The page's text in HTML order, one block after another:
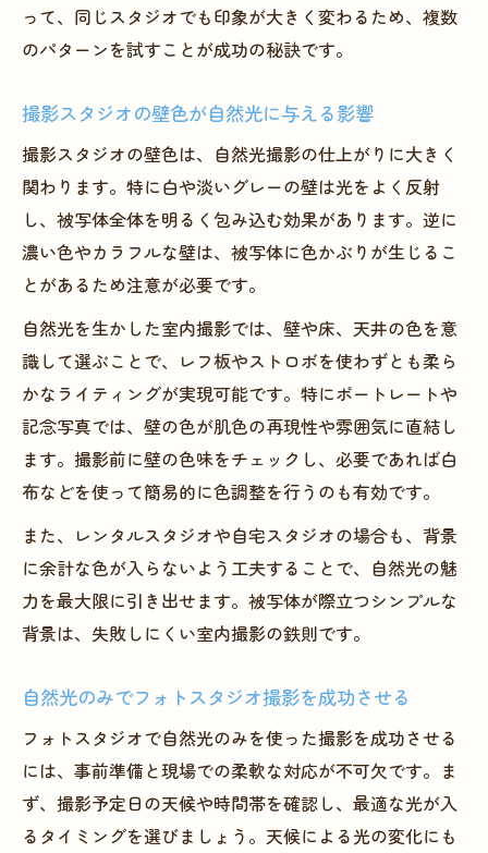
って、同じスタジオでも印象が大きく変わるため、複数
のパターンを試すことが成功の秘訣です。
撮影スタジオの壁色が自然光に与える影響
撮影スタジオの壁色は、自然光撮影の仕上がりに大きく
関わります。特に白や淡いグレーの壁は光をよく反射
し、被写体全体を明るく包み込む効果があります。逆に
濃い色やカラフルな壁は、被写体に色かぶりが生じるこ
とがあるため注意が必要です。
自然光を生かした室内撮影では、壁や床、天井の色を意
識して選ぶことで、レフ板やストロボを使わずとも柔ら
かなライティングが実現可能です。特にポートレートや
記念写真では、壁の色が肌色の再現性や雰囲気に直結し
ます。撮影前に壁の色味をチェックし、必要であれば白
布などを使って簡易的に色調整を行うのも有効です。
また、レンタルスタジオや自宅スタジオの場合も、背景
に余計な色が入らないよう工夫することで、自然光の魅
力を最大限に引き出せます。被写体が際立つシンプルな
背景は、失敗しにくい室内撮影の鉄則です。
自然光のみでフォトスタジオ撮影を成功させる
フォトスタジオで自然光のみを使った撮影を成功させる
には、事前準備と現場での柔軟な対応が不可欠です。ま
ず、撮影予定日の天候や時間帯を確認し、最適な光が入
るタイミングを選びましょう。天候による光の変化にも